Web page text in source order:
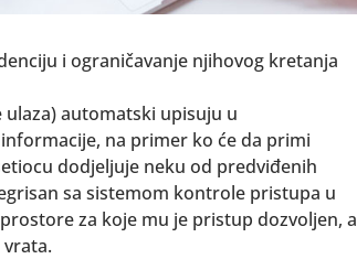
i ograničavanje njihovog kretanja
automatski upisuju u
na primer ko će da primi
dodjeljuje neku od predviđenih
sa sistemom kontrole pristupa u
za koje mu je pristup dozvoljen, a